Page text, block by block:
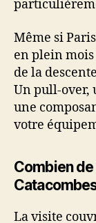
Même si
en plein mois
de la
Un pull-over,
une
votre
Combien
La visite